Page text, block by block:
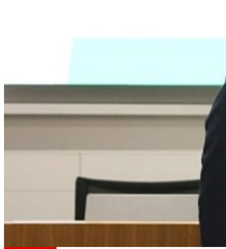
Cooperativa
Fundación
A través de nuestra Fundación
Compromisos